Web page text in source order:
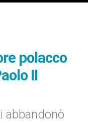
polacco
II
abbandonò